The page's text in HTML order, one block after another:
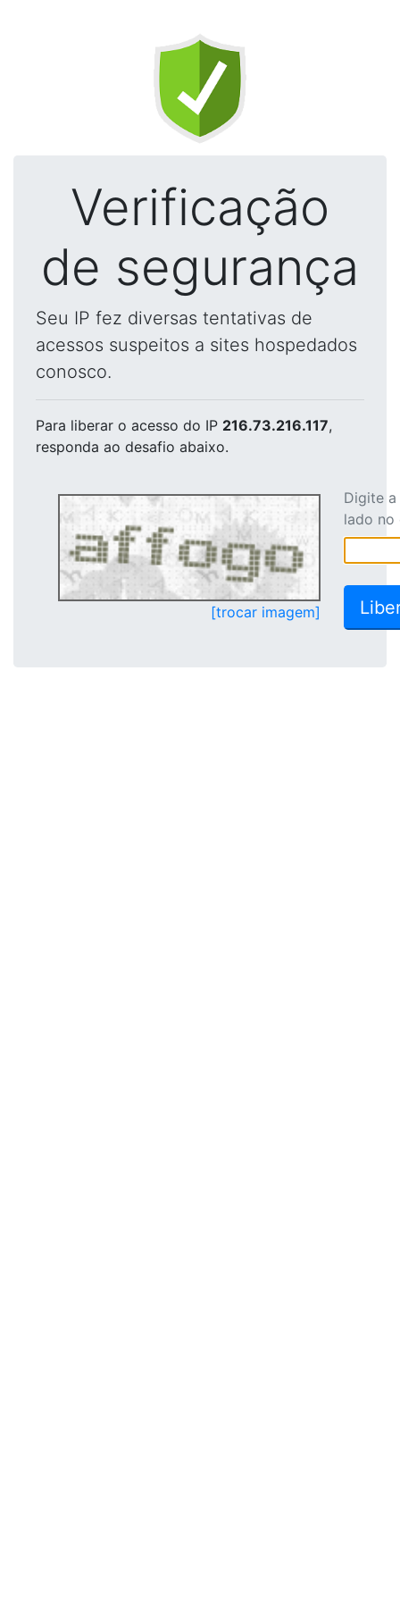
Verificação
de segurança
Seu IP fez diversas tentativas de
acessos suspeitos a sites hospedados
conosco.
Para liberar o acesso do IP 216.73.216.117,
responda ao desafio abaixo.
[trocar imagem]
Digite
lado no